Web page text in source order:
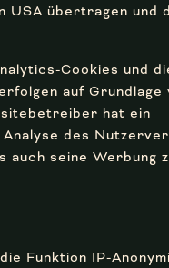
USA übertragen und
Cookies und
auf
hat ein
des
auch seine Werbung
Funktion IP-